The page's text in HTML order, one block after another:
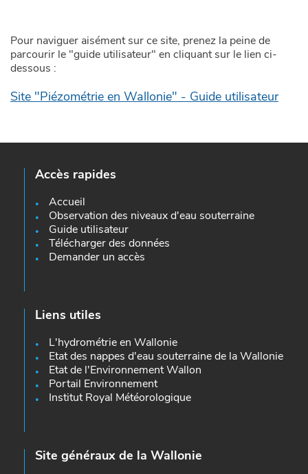
Pour naviguer aisément sur ce site, prenez la peine de
parcourir le "guide utilisateur" en cliquant sur le lien ci-
dessous :
Site "Piézométrie en Wallonie" - Guide utilisateur
Accès rapides
Accueil
Observation des niveaux d'eau souterraine
Guide utilisateur
Télécharger des données
Demander un accès
Liens utiles
L'hydrométrie en Wallonie
Etat des nappes d'eau souterraine de la Wallonie
Etat de l'Environnement Wallon
Portail Environnement
Institut Royal Météorologique
Site généraux de la Wallonie